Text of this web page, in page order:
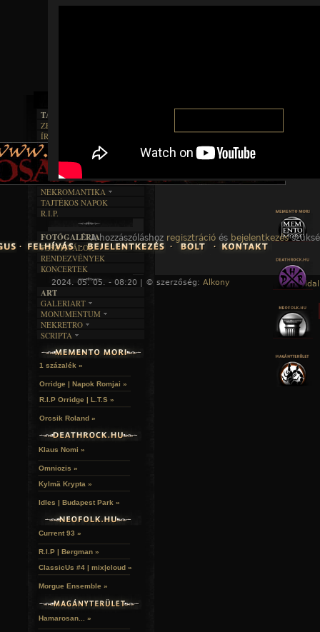
A hozzászóláshoz regisztráció és bejelentkezés
2024. 05. 05. - 08:20 | © szerzőség: Alkony « Főoldal
TAJTÉKOS LAPOK
ZENE
FORDÍTÁSOK
DALSZÖVEGEK
ÍRÁSOK
IRODALOM
FILM
MŰVÉSZET
ÍRÁSTÖRTÉNET
BOSZORKÁNYKONYHA
FEKETE HUMOR
SZÖVEGES
RENDEZVÉNYEK
NEKROMANTIKA
AKTUÁLIS
A MÚLT
TAJTÉKOS NAPOK
R.I.P.
FOTÓGALÉRIA
FESZTIVÁLOK
RENDEZVÉNYEK
KONCERTEK
ART
GALERIART
ARTGALERI
KÉPREGÉNYEK
LAKÁSKULTS
MONUMENTUM
TEMETŐK
TEMPLOMOK
VÁRAK
HELYEK
NEKRETRO
SZUBKULT
FEKETE LYUK
RELIKVIÁK
SCRIPTA
NOVELLÁK
VERSEK
1 százalék »
Orridge | Napok Romjai »
R.I.P Orridge | L.T.S »
Orcsik Roland »
Klaus Nomi »
Omniozis »
Kylmä Krypta »
Idles | Budapest Park »
Current 93 »
R.I.P | Bergman »
ClassicUs #4 | mix|cloud »
Morgue Ensemble »
Hamarosan... »